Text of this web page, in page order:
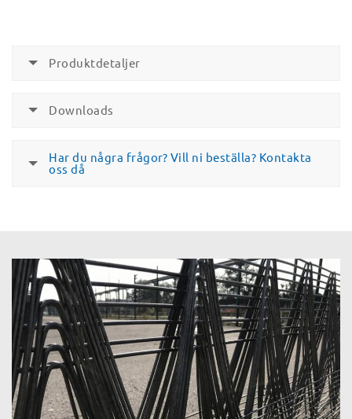
Produktdetaljer
Downloads
Har du några frågor? Vill ni beställa? Kontakta
oss då